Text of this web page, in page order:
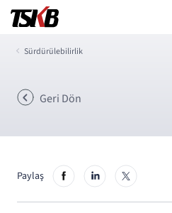
Sürdürülebilirlik
Geri Dön
Paylaş